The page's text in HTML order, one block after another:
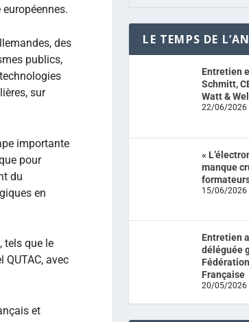
des
publics,
sur
importante
pour
du
en
tels que le
QUTAC, avec
et
LE TEMPS DE
Entretien
Schmitt,
Watt & Well
22/06/2026
«
manque
15/06/2026
Entretien
déléguée
Française
20/05/2026